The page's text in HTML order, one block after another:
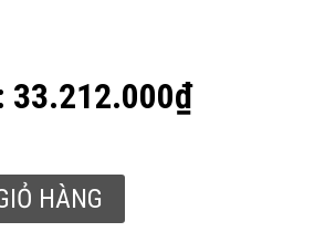
33.212.000₫
HÀNG